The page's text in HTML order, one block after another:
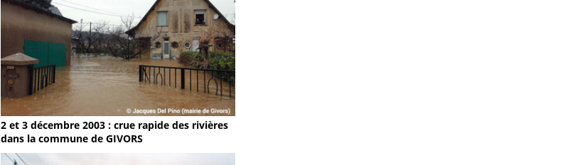
2 et 3 décembre 2003 : crue rapide des rivières
dans la commune de GIVORS